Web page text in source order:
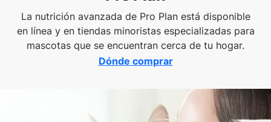
La nutrición avanzada de Pro Plan está disponible
en línea y en tiendas minoristas especializadas para
mascotas que se encuentran cerca de tu hogar.
Dónde comprar